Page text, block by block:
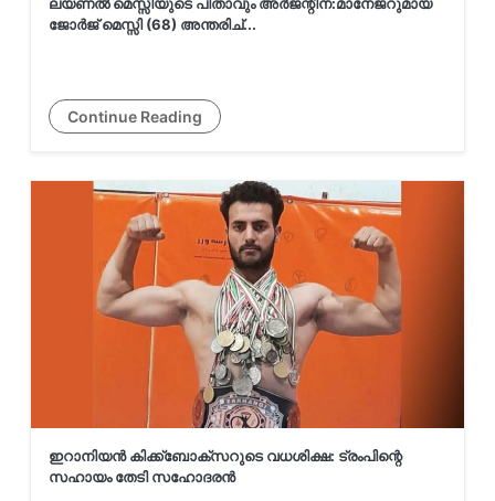
അർജന്റീന:മാനേജറുമായ ജോർജ്
മെസ്സി (68) അന്തരിച്...
ഇറാനിയൻ കിക്ക്ബോക്സറുടെ
വധശിക്ഷ: ട്രംപിന്റെ സഹായം തേടി
സഹോദരൻ
കാർമൽ പെന്തക്കോസ്ത് ചർച്ച്
കൺവെൻഷന്റെ രണ്ടാം ദിനം; പാസ്റ്റർ
റെജി മാത്യ...
ജോർജ് മെസ്സി (68) അന്തരിച്...
Continue Reading
ഇറാനിയൻ കിക്ക്ബോക്സറുടെ വധശിക്ഷ: ട്രംപിന്റെ
സഹായം തേടി സഹോദരൻ